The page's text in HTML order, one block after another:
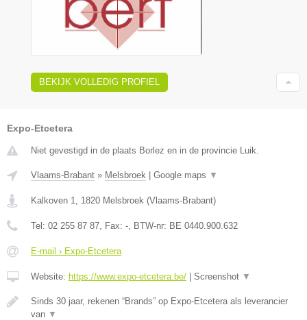
BEKIJK VOLLEDIG PROFIEL
Expo-Etcetera
Niet gevestigd in de plaats Borlez en in de provincie Luik.
Vlaams-Brabant » Melsbroek | Google maps ▼
Kalkoven 1 1820 Melsbroek (Vlaams-Brabant)
Tel: 02 255 87 87 , Fax: - , BTW-nr: BE 0440.900.632
E-mail › Expo-Etcetera
Website: https://www.expo-etcetera.be/ | Screenshot ▼
Sinds 30 jaar, rekenen “Brands” op Expo-Etcetera als leverancier
van ▼